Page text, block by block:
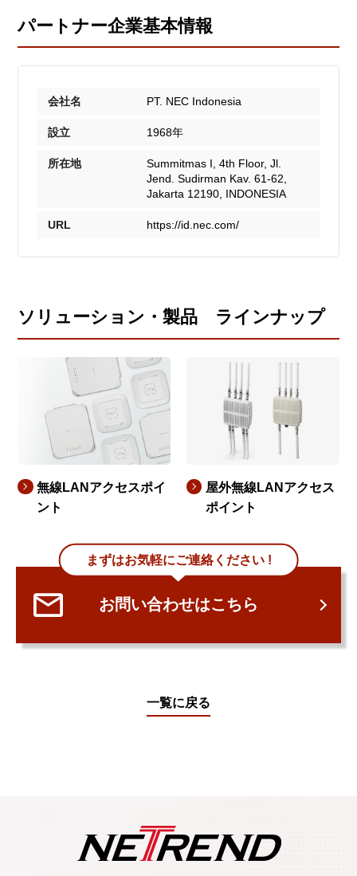
パートナー企業基本情報
会社名 PT. NEC Indonesia
設立 1968年
所在地
Summitmas I, 4th Floor, Jl.
Jend. Sudirman Kav. 61-62,
Jakarta 12190, INDONESIA
URL https://id.nec.com/
ソリューション・製品 ラインナップ
無線LANアクセスポイ
ント
屋外無線LANアクセス
ポイント
まずはお気軽にご連絡ください !
お問い合わせはこちら
一覧に戻る